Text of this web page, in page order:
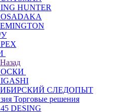
HUNTER
У
Назад
СЛЕДОПЫТ
Торговые решения
DESING